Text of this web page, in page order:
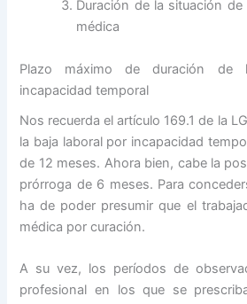
Duración de la situación
médica
Plazo máximo de duración de
incapacidad temporal
Nos recuerda el artículo 169.1 de la
la baja laboral por incapacidad
de 12 meses. Ahora bien, cabe la
prórroga de 6 meses. Para
ha de poder presumir que el
médica por curación.
A su vez, los períodos de
profesional en los que se